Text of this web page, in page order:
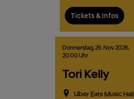
Tickets & Infos
Donnerstag,26. Nov2026,
20:00 Uhr
Tori Kelly
Uber Eats Music Hall